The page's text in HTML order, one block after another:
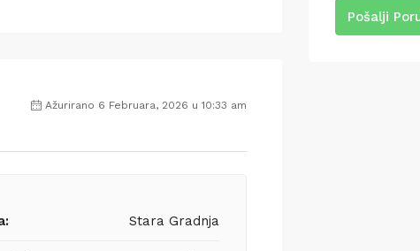
Ažurirano 6 Februara, 2026 u 10:33 am
Stara Gradnja
Pošalji